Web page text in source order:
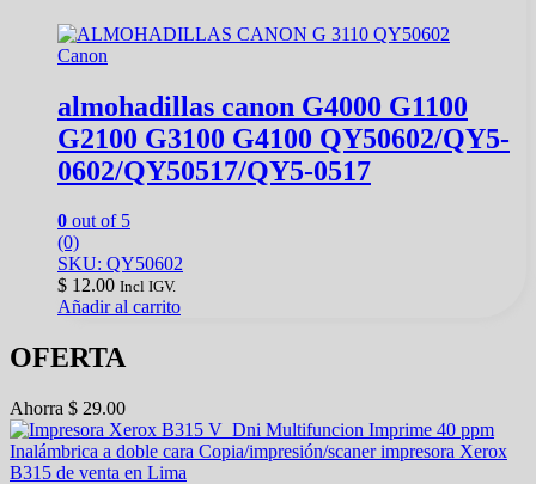
Canon
almohadillas canon G4000 G1100
G2100 G3100 G4100 QY50602/QY5-
0602/QY50517/QY5-0517
0 out of 5
(0)
SKU: QY50602
$ 12.00 Incl IGV.
Añadir al carrito
OFERTA
Ahorra $ 29.00